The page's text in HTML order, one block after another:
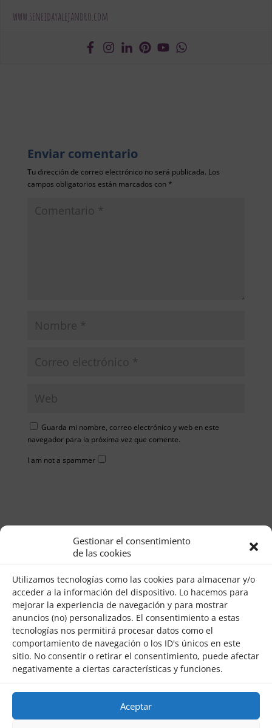
Gestionar el consentimiento
de las cookies
Utilizamos tecnologías como las cookies para almacenar y/o
acceder a la información del dispositivo. Lo hacemos para
mejorar la experiencia de navegación y para mostrar
anuncios (no) personalizados. El consentimiento a estas
tecnologías nos permitirá procesar datos como el
comportamiento de navegación o los ID's únicos en este
sitio. No consentir o retirar el consentimiento, puede afectar
negativamente a ciertas características y funciones.
Aceptar
www.seneidayalejandro.com
Enviar comentario
Tu dirección de correo electrónico no será publicada. Los
campos obligatorios están marcados con *
Guarda mi nombre, correo electrónico y web en este
navegador para la próxima vez que comente.
I am not a spammer
Creado porSeneida Miguel© 2018 •Contacto•Aviso
Legal •Privacidad•Cookies